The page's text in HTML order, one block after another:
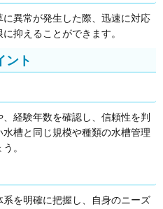
異常が発生した際、迅速に対応
抑えることができます。
ント
経験年数を確認し、信頼性を判
槽と同じ規模や種類の水槽管理
。
を明確に把握し、自身のニーズ